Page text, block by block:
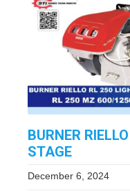
BURNER
STAGE
December 6, 2024